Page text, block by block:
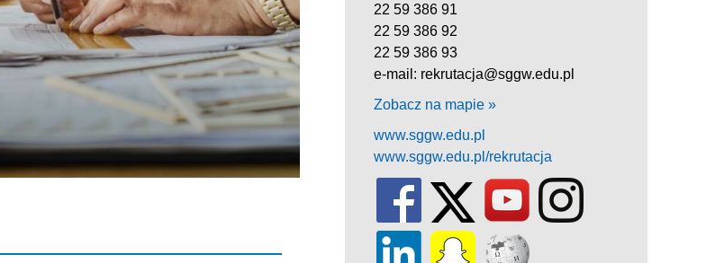
22 59 386 91
22 59 386 92
22 59 386 93
e-mail: rekrutacja@sggw.edu.pl
Zobacz na mapie »
www.sggw.edu.pl
www.sggw.edu.pl/rekrutacja